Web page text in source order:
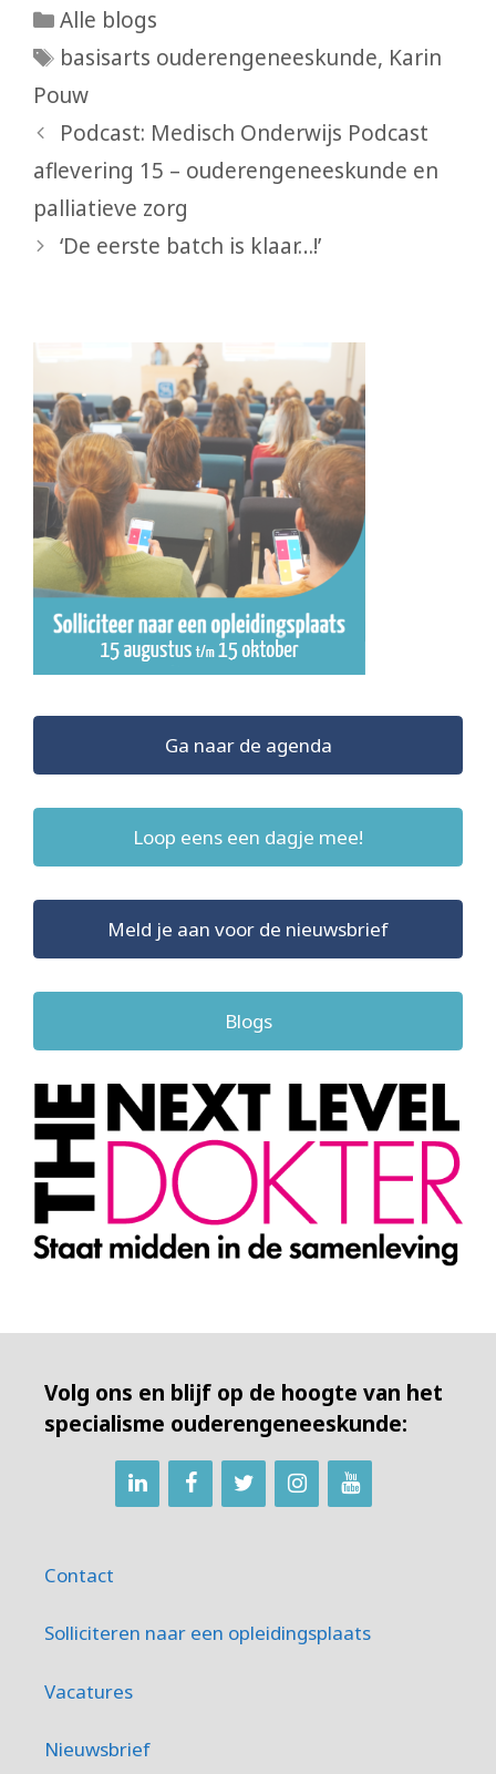
Categorieën
Alle blogs
Tags
basisarts ouderengeneeskunde, Karin
Pouw
Podcast: Medisch Onderwijs Podcast
aflevering 15 – ouderengeneeskunde en
palliatieve zorg
‘De eerste batch is klaar…!’
Ga naar de agenda
Loop eens een dagje mee!
Meld je aan voor de nieuwsbrief
Blogs
Volg ons en blijf op de hoogte van het
specialisme ouderengeneeskunde:
Contact
Solliciteren naar een opleidingsplaats
Vacatures
Nieuwsbrief